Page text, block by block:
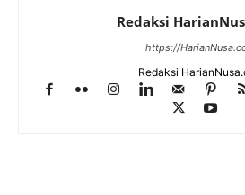
Redaksi
https://
Redaksi